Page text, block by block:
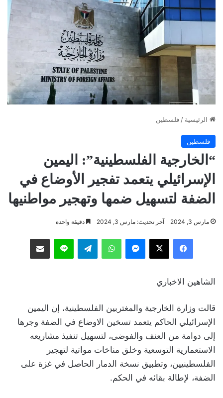
الرئيسية /فلسطين
فلسطين
“الخارجية الفلسطينية”: اليمين
الإسرائيلي يتعمد تفجير الأوضاع في
الضفة لتسهيل ضمها وتهجير مواطنيها
مارس 3, 2024 آخر تحديث: مارس 3, 2024 دقيقة واحدة
فيسبوك ‫X ماسنجر واتساب تيلقرام لاين مشاركة عبر البريد
الشاهين الاخباري
قالت وزارة الخارجية والمغتربين الفلسطينية، إن اليمين
الإسرائيلي الحاكم يتعمد تسخين الاوضاع في الضفة وجرها
إلى دوامة من العنف والفوضى، لتسهيل تنفيذ مشاريعه
الاستعمارية التوسعية وخلق مناخات مواتية لتهجير
الفلسطينيين، وتطبيق نسخة الدمار الحاصل في غزة على
الضفة، لإطالة بقائه في الحكم.